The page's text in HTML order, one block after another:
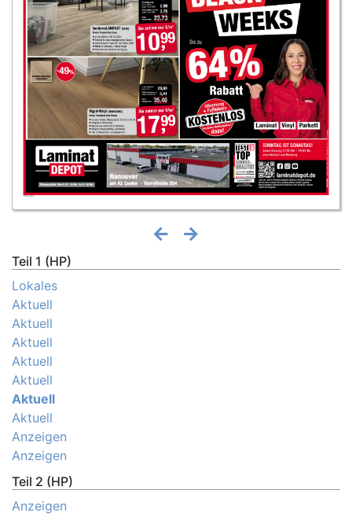
Teil 1 (HP)
Lokales
Aktuell
Aktuell
Aktuell
Aktuell
Aktuell
Aktuell
Aktuell
Anzeigen
Anzeigen
Teil 2 (HP)
Anzeigen